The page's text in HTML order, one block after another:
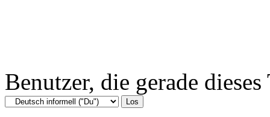
Benutzer, die gerade